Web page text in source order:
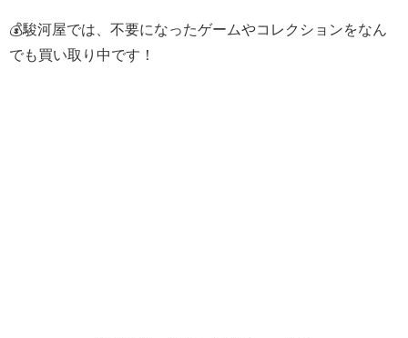
💰駿河屋では、不要になったゲームやコレクションをなん
でも買い取り中です！